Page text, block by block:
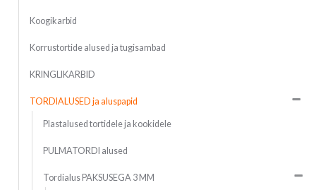
Koogikarbid
Korrustortide alused ja tugisambad
KRINGLIKARBID
TORDIALUSED ja aluspapid
Plastalused tortidele ja kookidele
PULMATORDI alused
Tordialus PAKSUSEGA 3 MM